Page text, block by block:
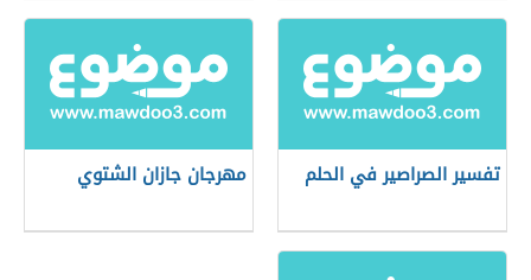
افتتاحها
تفسير الصراصير في الحلم مهرجان جازان الشتوي